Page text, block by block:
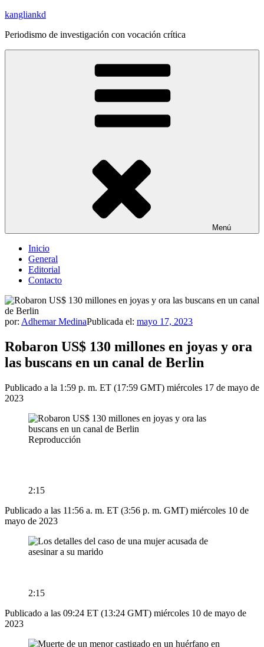
Saltar
contenido
kangliankd
Periodismo de investigación con vocación crítica
Menú
Inicio
General
Editorial
Contacto
por: Adhemar MedinaPublicada el: mayo 17, 2023
Robaron US$ 130 millones en joyas y ora
las buscans en un canal de Berlin
Publicado a la 1:59 p. m. ET (17:59 GMT) miércoles 17 de mayo de
2023
Reproducción
2:15
Publicado a las 11:56 a. m. ET (3:56 p. m. GMT) miércoles 10 de
mayo de 2023
2:15
Publicado a las 09:24 ET (13:24 GMT) miércoles 10 de mayo de
2023